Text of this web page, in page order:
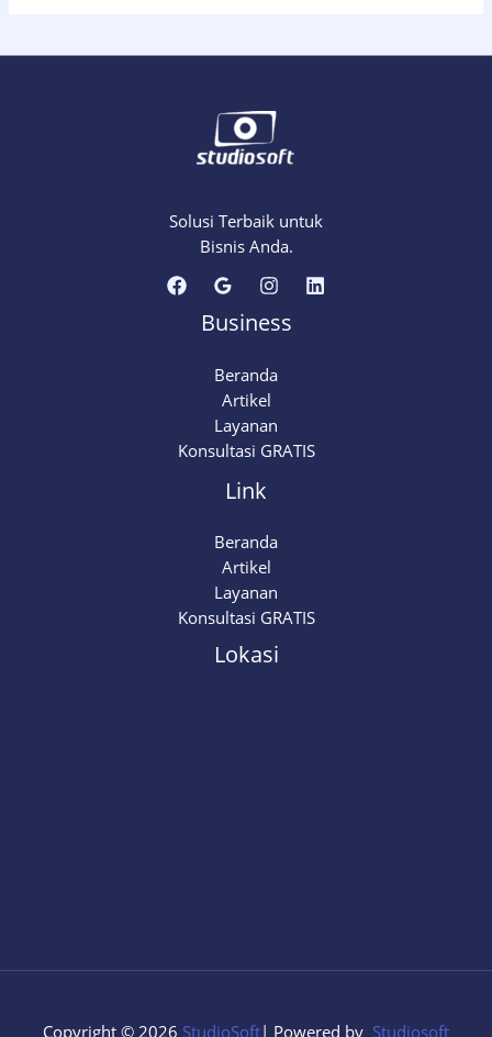
Solusi Terbaik untuk
Bisnis Anda.
Business
Beranda
Artikel
Layanan
Konsultasi GRATIS
Link
Beranda
Artikel
Layanan
Konsultasi GRATIS
Lokasi
Copyright © 2026 StudioSoft| Powered by Studiosoft